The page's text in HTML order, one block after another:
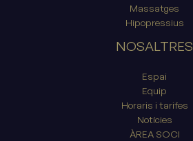
Massatges
Hipopressius
NOSALTRES
Espai
Equip
Horaris i tarifes
Notícies
ÀREA SOCI